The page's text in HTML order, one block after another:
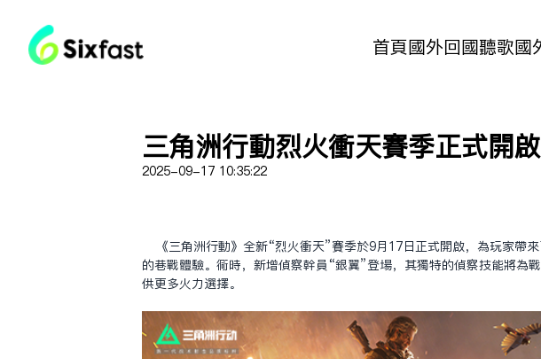
首頁國外回國聽歌國
三角洲行動烈火衝天賽季正式開
2025-09-17 10:35:22
《三角洲行動》全新“烈火衝天”賽季於9月17日正式開啟，為玩家
的巷戰體驗。同時，新增偵察幹員“銀翼”登場，其獨特的偵察技能將
供更多火力選擇。